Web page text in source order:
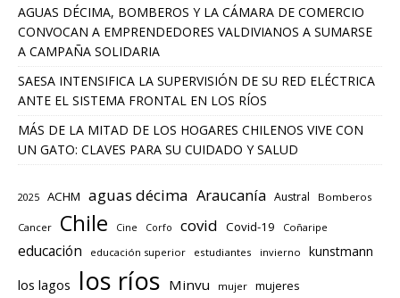
AGUAS DÉCIMA, BOMBEROS Y LA CÁMARA DE COMERCIO
CONVOCAN A EMPRENDEDORES VALDIVIANOS A SUMARSE
A CAMPAÑA SOLIDARIA
SAESA INTENSIFICA LA SUPERVISIÓN DE SU RED ELÉCTRICA
ANTE EL SISTEMA FRONTAL EN LOS RÍOS
MÁS DE LA MITAD DE LOS HOGARES CHILENOS VIVE CON
UN GATO: CLAVES PARA SU CUIDADO Y SALUD
2025 ACHM aguas décima Araucanía Austral Bomberos
Cancer Chile Cine Corfo covid Covid-19 Coñaripe
educación educación superior estudiantes invierno kunstmann
los lagos los ríos Minvu mujer mujeres